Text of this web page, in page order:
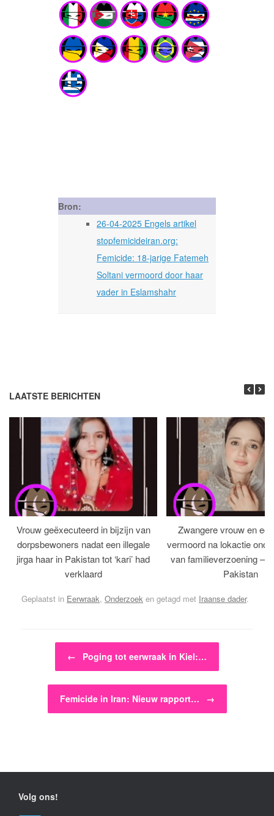
Bron:
26-04-2025 Engels artikel
stopfemicideiran.org:
Femicide: 18-jarige Fatemeh
Soltani vermoord door haar
vader in Eslamshahr
LAATSTE BERICHTEN
Vrouw geëxecuteerd in bijzijn van
dorpsbewoners nadat een illegale
jirga haar in Pakistan tot ‘kari’ had
verklaard
Zwangere vrouw en
vermoord na lokactie
van familieverzoening –
Pakistan
Geplaatst in Eerwraak, Onderzoek en getagd met Iraanse dader.
Bericht navigatie
← Poging tot eerwraak in Kiel:…
Femicide in Iran: Nieuw rapport… →
Volg ons!